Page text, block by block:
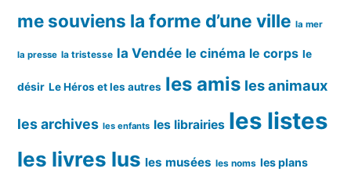
me souviens la forme d’une ville la mer
la presse la tristesse la Vendée le cinéma le corps le
désir Le Héros et les autres les amis les animaux
les archives les enfants les librairies les listes
les livres lus les musées les noms les plans